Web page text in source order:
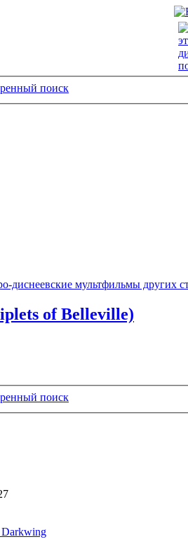
поиск
диснеевские мультфильмы других
of Belleville)
поиск
Darkwing